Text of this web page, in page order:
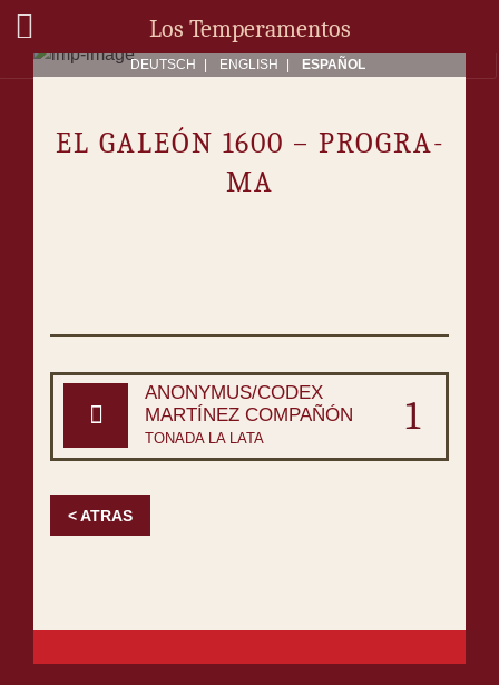
Los Temperamentos
DEU­TSCH EN­GLISH ES­PA­ÑOL
EL GA­LEÓN 1600 – PRO­GRA­
MA
ANONYMUS/CODEX
MARTÍNEZ COMPAÑÓN
TONADA LA LATA 1
< ATRAS